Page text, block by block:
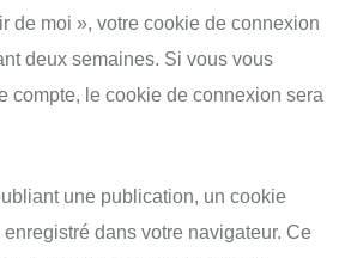
de moi », votre cookie de connexion
deux semaines. Si vous vous
compte, le cookie de connexion sera
une publication, un cookie
dans votre navigateur. Ce